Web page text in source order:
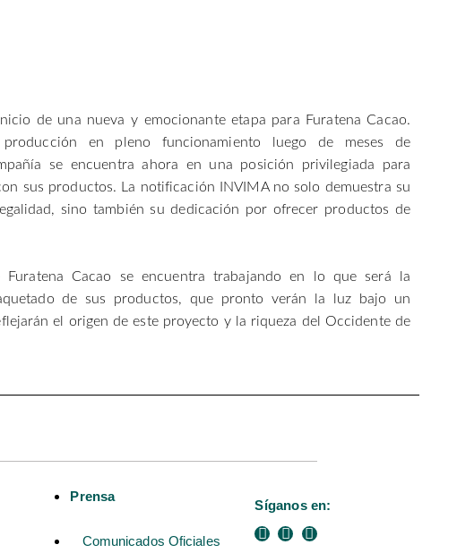
de una nueva y emocionante etapa para Furatena Cacao.
en pleno funcionamiento luego de meses de
se encuentra ahora en una posición privilegiada para
sus productos. La notificación INVIMA no solo demuestra su
sino también su dedicación por ofrecer productos de
Cacao se encuentra trabajando en lo que será la
de sus productos, que pronto verán la luz bajo un
el origen de este proyecto y la riqueza del Occidente de
Prensa
Comunicados Oficiales
Síganos en: